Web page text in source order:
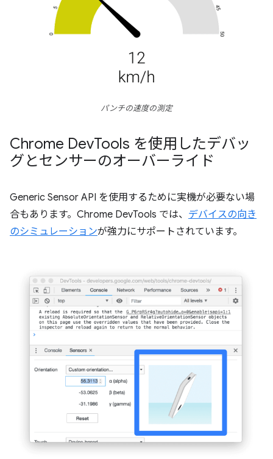
パンチの速度の測定
Chrome DevTools を使用したデバッ
グとセンサーのオーバーライド
Generic Sensor API を使用するために実機が必要ない場
合もあります。Chrome DevTools では、 デバイスの向き
のシミュレーションが強力にサポートされています。